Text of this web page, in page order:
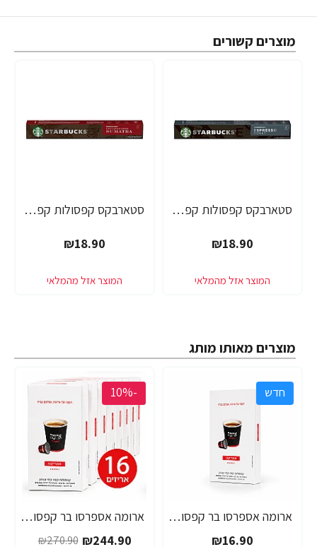
מוצרים קשורים
סטארבקס קפסולות קפה אספרסו חוזק 11 תואמות נספרסו אספרסו - 10 קפסולות - מבית Starbucks
₪18.90
סטארבקס קפסולות קפה סומטרה חוזק 10 תואמות נספרסו אספרסו - 10 קפסולות - מבית Starbucks
₪18.90
מוצרים מאותו מותג
חדש
ארומה אספרסו בר קפסולות אמריקנו - 10 קפסולות
₪16.90
חדש-10%
ארומה אספרסו בר קפסולות אמריקנו - 16 מארזים (160 יחידות)
₪244.90
₪270.90